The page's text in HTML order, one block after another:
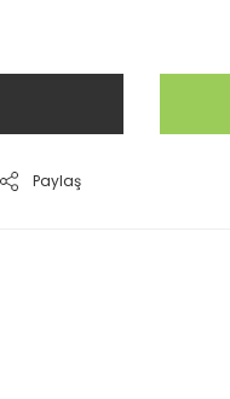
Paylaş